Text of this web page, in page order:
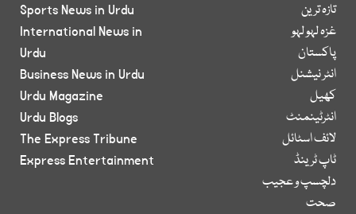
تازہ ترین
غزہ لہو لہو
پاکستان
انٹر نیشنل
کھیل
انٹرٹینمنٹ
لائف اسٹائل
ٹاپ ٹرینڈ
دلچسپ و عجیب
صحت
Sports News in Urdu
International News in
Urdu
Business News in Urdu
Urdu Magazine
Urdu Blogs
The Express Tribune
Express Entertainment